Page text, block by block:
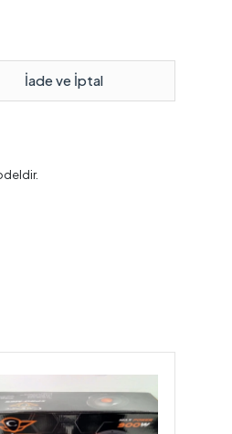
İade ve İptal